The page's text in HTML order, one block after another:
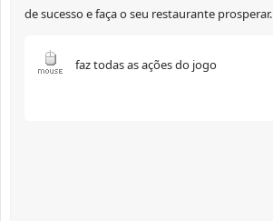
de sucesso e faça o seu restaurante prosperar.
faz todas as ações do jogo